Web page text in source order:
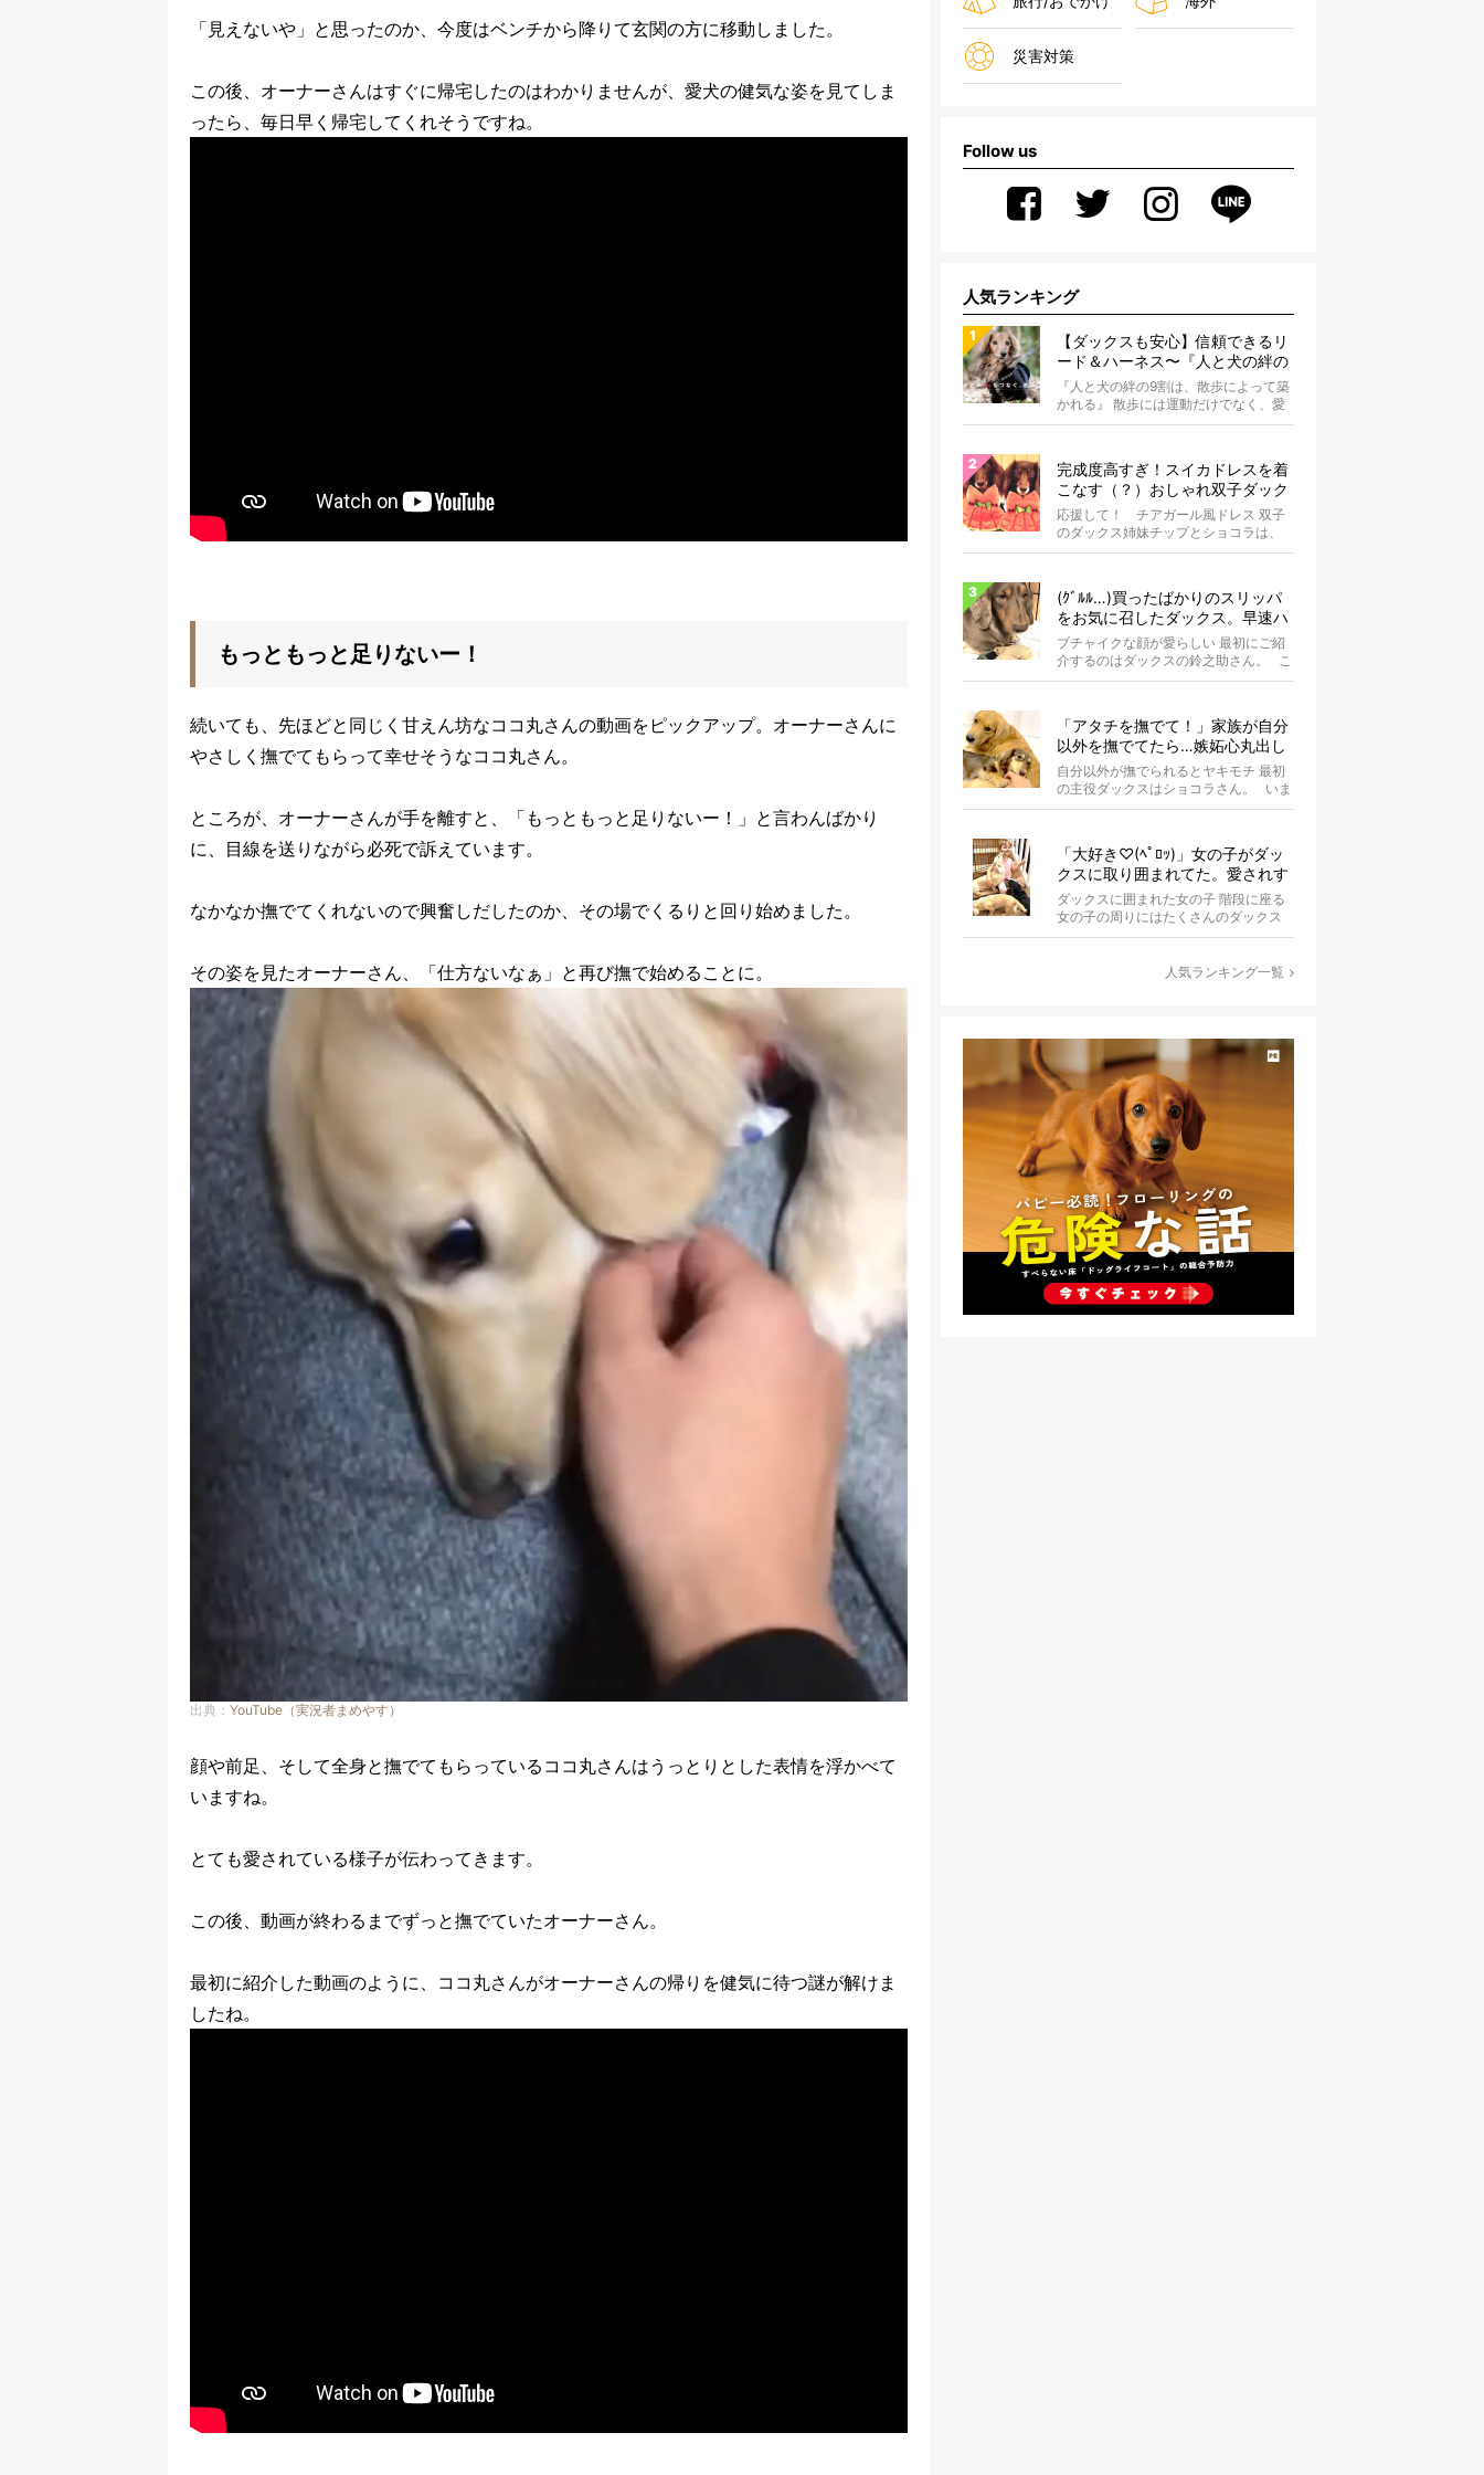
「見えないや」と思ったのか、今度はベンチから降りて玄関の方に移動しました。
この後、オーナーさんはすぐに帰宅したのはわかりませんが、愛犬の健気な姿を見てしま
ったら、毎日早く帰宅してくれそうですね。
もっともっと足りないー！
続いても、先ほどと同じく甘えん坊なココ丸さんの動画をピックアップ。オーナーさんに
やさしく撫でてもらって幸せそうなココ丸さん。
ところが、オーナーさんが手を離すと、「もっともっと足りないー！」と言わんばかり
に、目線を送りながら必死で訴えています。
なかなか撫でてくれないので興奮しだしたのか、その場でくるりと回り始めました。
その姿を見たオーナーさん、「仕方ないなぁ」と再び撫で始めることに。
出典： YouTube（実況者まめやす）
顔や前足、そして全身と撫でてもらっているココ丸さんはうっとりとした表情を浮かべて
いますね。
とても愛されている様子が伝わってきます。
この後、動画が終わるまでずっと撫でていたオーナーさん。
最初に紹介した動画のように、ココ丸さんがオーナーさんの帰りを健気に待つ謎が解けま
したね。
災害対策
Follow us
人気ランキング
【ダックスも安心】信頼できるリ
ード＆ハーネス〜『人と犬の絆の
9割は散歩によって築かれる』
WOLFGANG MAN＆BEAST〜
『人と犬の絆の9割は、散歩によって築
かれる』 散歩には運動だけでなく、愛
犬とオーナーの絆を深める重要な役割
完成度高すぎ！スイカドレスを着
こなす（？）おしゃれ双子ダック
スがもはやアイドル
応援して！ チアガール風ドレス 双子
のダックス姉妹チップとショコラは、
お揃いのスイカドレスを身にまとって
(ｸﾞﾙﾙ…)買ったばかりのスリッパ
をお気に召したダックス。早速ハ
ウスに持ち込まれママ涙…【動画
あり】
ブチャイクな顔が愛らしい 最初にご紹
介するのはダックスの鈴之助さん。 こ
の日はオーナーさんのマス...
「アタチを撫でて！」家族が自分
以外を撫でてたら…嫉妬心丸出し
になったダックス【動画】
自分以外が撫でられるとヤキモチ 最初
の主役ダックスはショコラさん。 いま
はオーナーさんが同居ゴル...
「大好き♡(ﾍﾟﾛｯ)」女の子がダッ
クスに取り囲まれてた。愛されす
ぎな光景が超絶羨ましい！【動
画】
ダックスに囲まれた女の子 階段に座る
女の子の周りにはたくさんのダックス
たちがいます。 女の子はダ...
人気ランキング一覧